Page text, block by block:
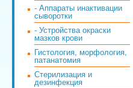
- Аппараты инактивации
сыворотки
- Устройства окраски
мазков крови
Гистология, морфология,
патанатомия
Стерилизация и
дезинфекция